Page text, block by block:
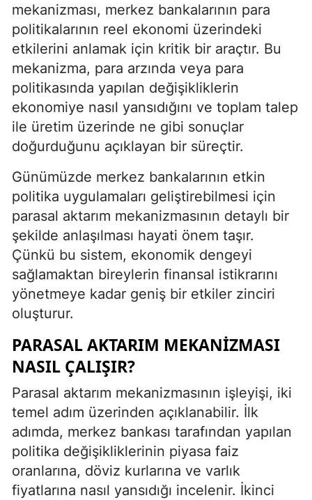
mekanizması, merkez bankalarının para
politikalarının reel ekonomi üzerindeki
etkilerini anlamak için kritik bir araçtır. Bu
mekanizma, para arzında veya para
politikasında yapılan değişikliklerin
ekonomiye nasıl yansıdığını ve toplam talep
ile üretim üzerinde ne gibi sonuçlar
doğurduğunu açıklayan bir süreçtir.
Günümüzde merkez bankalarının etkin
politika uygulamaları geliştirebilmesi için
parasal aktarım mekanizmasının detaylı bir
şekilde anlaşılması hayati önem taşır.
Çünkü bu sistem, ekonomik dengeyi
sağlamaktan bireylerin finansal istikrarını
yönetmeye kadar geniş bir etkiler zinciri
oluşturur.
PARASAL AKTARIM MEKANIZMASI
NASIL ÇALIŞIR?
Parasal aktarım mekanizmasının işleyişi, iki
temel adım üzerinden açıklanabilir. İlk
adımda, merkez bankası tarafından yapılan
politika değişikliklerinin piyasa faiz
oranlarına, döviz kurlarına ve varlık
fiyatlarına nasıl yansıdığı incelenir. İkinci